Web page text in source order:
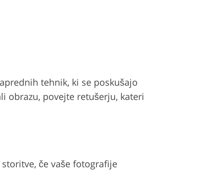
tehnik, ki se poskušajo
obrazu, povejte retušerju, kateri
če vaše fotografije